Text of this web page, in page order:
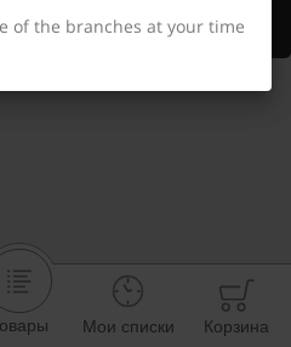
Мои списки Корзина
of the branches at your time